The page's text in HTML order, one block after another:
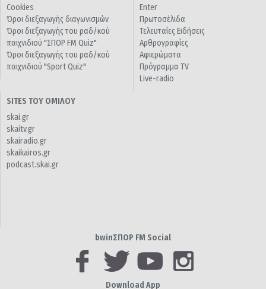
Cookies
Όροι διεξαγωγής διαγωνισμών
Όροι διεξαγωγής του ραδ/κού
παιχνιδιού "ΣΠΟΡ FM Quiz"
Όροι διεξαγωγής του ραδ/κού
παιχνιδιού "Sport Quiz"
Enter
Πρωτοσέλιδα
Τελευταίες Ειδήσεις
Αρθρογραφίες
Αφιερώματα
Πρόγραμμα TV
Live-radio
SITES ΤΟΥ ΟΜΙΛΟΥ
skai.gr
skaitv.gr
skairadio.gr
skaikairos.gr
podcast.skai.gr
bwinΣΠΟΡ FM Social
Download App